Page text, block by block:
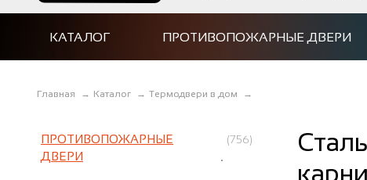
КАТАЛОГ ПРОТИВОПОЖАРНЫЕ ДВЕРИ
Главная → Каталог → Термодвери в дом →
ПРОТИВОПОЖАРНЫЕ
ДВЕРИ
(756)